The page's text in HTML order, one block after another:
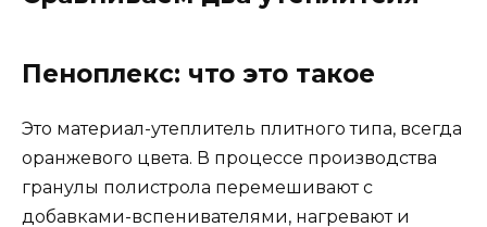
Пеноплекс: что это такое
Это материал-утеплитель плитного типа, всегда
оранжевого цвета. В процессе производства
гранулы полистрола перемешивают с
добавками-вспенивателями, нагревают и